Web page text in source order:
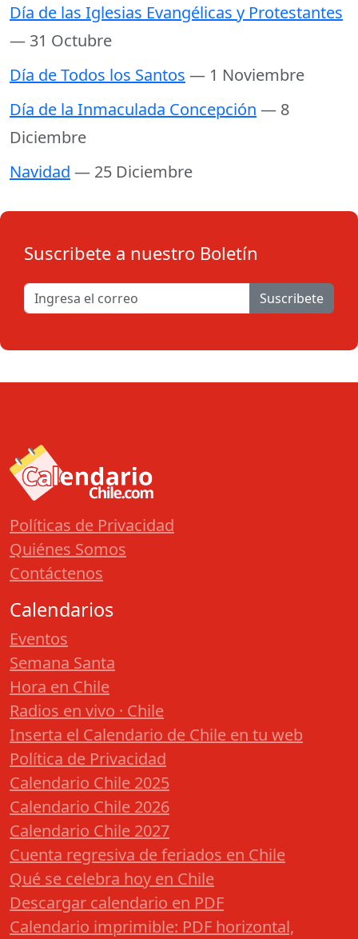
Día de las Iglesias Evangélicas y Protestantes
— 31 Octubre
Día de Todos los Santos — 1 Noviembre
Día de la Inmaculada Concepción — 8
Diciembre
Navidad — 25 Diciembre
Suscribete a nuestro Boletín
Suscribete
Políticas de Privacidad
Quiénes Somos
Contáctenos
Calendarios
Eventos
Semana Santa
Hora en Chile
Radios en vivo · Chile
Inserta el Calendario de Chile en tu web
Política de Privacidad
Calendario Chile 2025
Calendario Chile 2026
Calendario Chile 2027
Cuenta regresiva de feriados en Chile
Qué se celebra hoy en Chile
Descargar calendario en PDF
Calendario imprimible: PDF horizontal,